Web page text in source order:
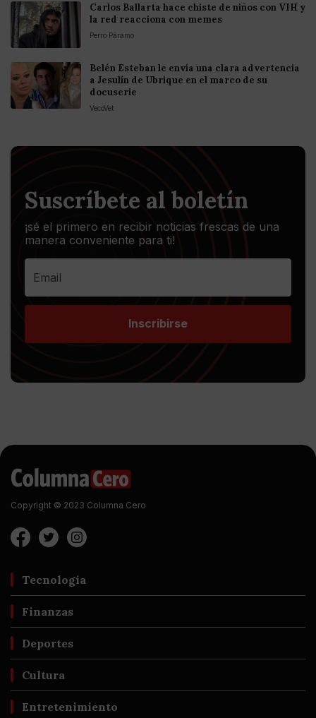
Carlos Ballarta hace chiste de niños con VIH y
la red reacciona con memes
Perro Páramo
Belén Esteban le envía una clara advertencia
a Jesulín de Ubrique en el marco de su
docuserie
VecoVet
Suscríbete al boletín
¡sé el primero en recibir noticias frescas de una
manera conveniente para ti!
Inscribirse
Copyright © 2023 Columna Cero
Tecnología
Finanzas
Deportes
Cultura
Entretenimiento